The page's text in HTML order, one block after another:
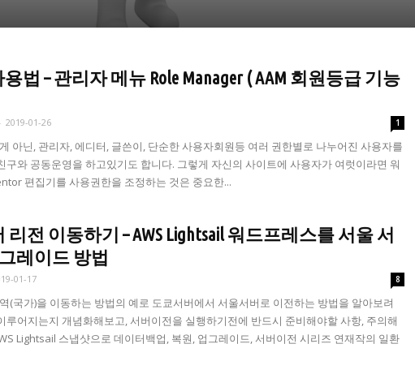
법 – 관리자 메뉴 Role Manager ( AAM 회원등급 기능
- 2019-01-26 1
아닌, 관리자, 에디터, 글쓴이, 단순한 사용자회원등 여러 권한별로 나누어진 사용자를
구와 공동운영을 하고있기도 합니다. 그렇게 자신의 사이트에 사용자가 여럿이라면 워
편집기를 사용권한을 조정하는 것은 중요한...
전 이동하기 – AWS Lightsail 워드프레스를 서울 서
레이드 방법
01-17 8
(국가)을 이동하는 방법의 예로 도쿄서버에서 서울서버로 이전하는 방법을 알아보려
루어지는지 개념화해보고, 서버이전을 실행하기전에 반드시 준비해야할 사항, 주의해
Lightsail 스냅샷으로 데이터백업, 복원, 업그레이드, 서버이전 시리즈 연재작의 일환